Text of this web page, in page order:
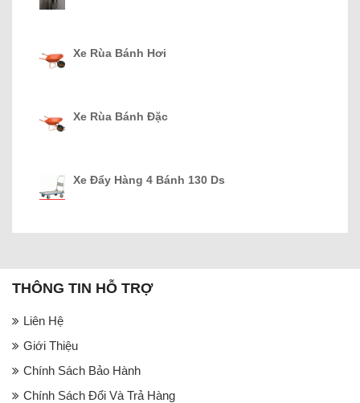
Xe Rùa Bánh Hơi
Xe Rùa Bánh Đặc
Xe Đẩy Hàng 4 Bánh 130 Ds
THÔNG TIN HỖ TRỢ
Liên Hệ
Giới Thiệu
Chính Sách Bảo Hành
Chính Sách Đổi Và Trả Hàng